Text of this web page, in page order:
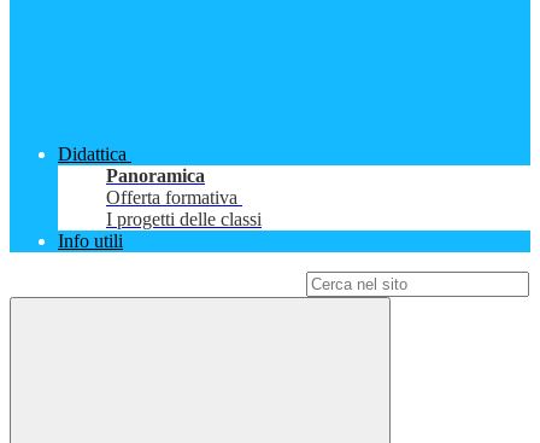
Didattica
Panoramica
Offerta formativa
I progetti delle classi
Info utili